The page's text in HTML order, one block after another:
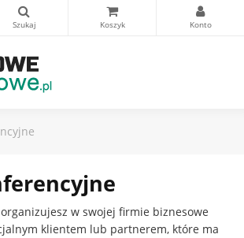
w swojej firmie biznesowe
klientem lub partnerem, które ma